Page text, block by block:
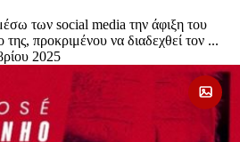
των social media την άφιξη του
προκριμένου να διαδεχθεί τον ...
2025